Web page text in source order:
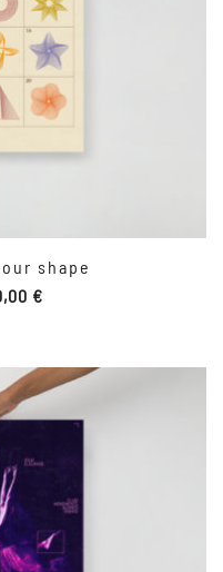
shape
€